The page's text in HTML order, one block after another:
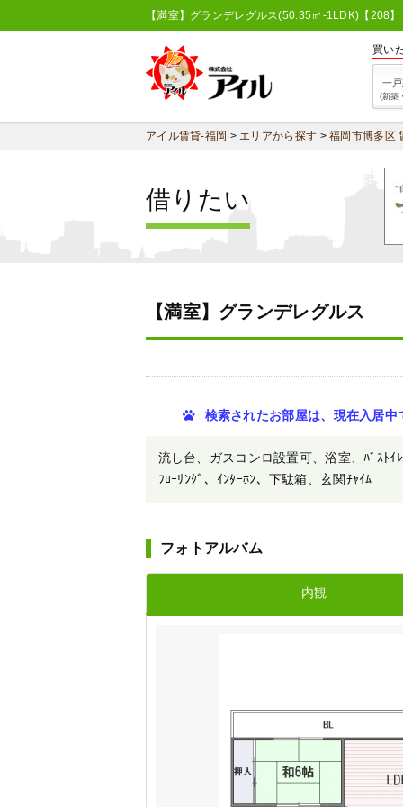
【満室】グランデレグルス(50.35㎡-1LDK)【208
買い
一
(新築
アイル賃貸-福岡 >エリアから探す >福岡市博多区
借りたい
【満室】グランデレグルス
検索されたお部屋は、現在入居
流し台、ガスコンロ設置可、浴室、ﾊﾞｽﾄｲ
ﾌﾛｰﾘﾝｸﾞ、ｲﾝﾀｰﾎﾝ、下駄箱、玄関ﾁｬｲﾑ
フォトアルバム
内観